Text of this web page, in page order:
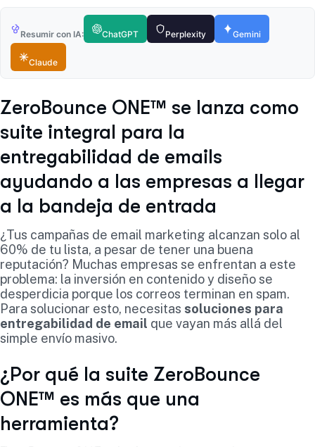
Resumir con IA: ChatGPT Perplexity Gemini
Claude
ZeroBounce ONE™ se lanza como
suite integral para la
entregabilidad de emails
ayudando a las empresas a llegar
a la bandeja de entrada
¿Tus campañas de email marketing alcanzan solo al
60% de tu lista, a pesar de tener una buena
reputación? Muchas empresas se enfrentan a este
problema: la inversión en contenido y diseño se
desperdicia porque los correos terminan en spam.
Para solucionar esto, necesitas soluciones para
entregabilidad de email que vayan más allá del
simple envío masivo.
¿Por qué la suite ZeroBounce
ONE™ es más que una
herramienta?